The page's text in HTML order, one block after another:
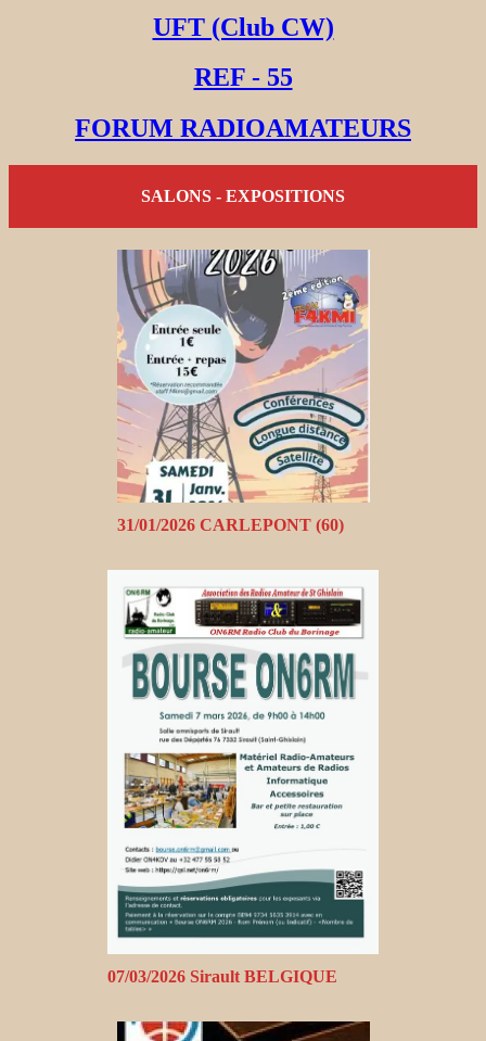
UFT (Club CW)
REF - 55
FORUM RADIOAMATEURS
SALONS - EXPOSITIONS
31/01/2026 CARLEPONT (60)
07/03/2026 Sirault BELGIQUE